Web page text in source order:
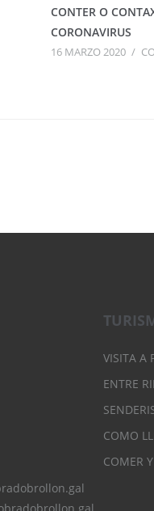
CONTER O
CORONAVIRUS
16 MARZO 2020 /
VISITA A
ENTRE
COMO
COMER